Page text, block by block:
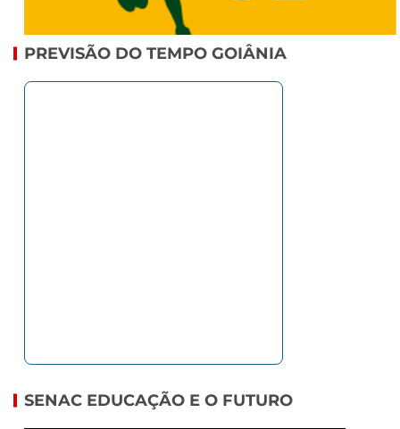
PREVISÃO DO TEMPO GOIÂNIA
SENAC EDUCAÇÃO E O FUTURO